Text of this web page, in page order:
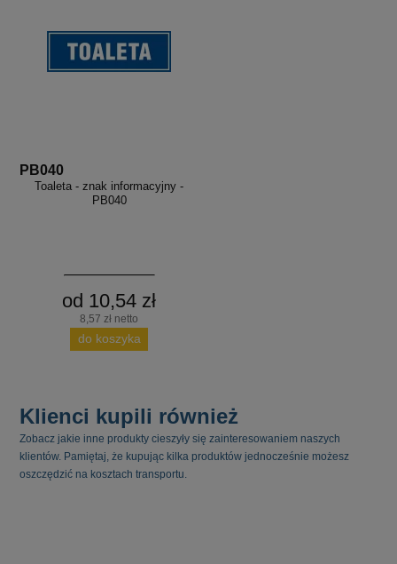
PB040
Toaleta - znak informacyjny -
PB040
od 10,54 zł
8,57 zł netto
do koszyka
Klienci kupili również
Zobacz jakie inne produkty cieszyły się zainteresowaniem naszych
klientów. Pamiętaj, że kupując kilka produktów jednocześnie możesz
oszczędzić na kosztach transportu.